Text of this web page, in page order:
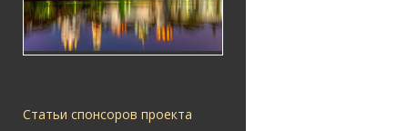
Статьи спонсоров проекта